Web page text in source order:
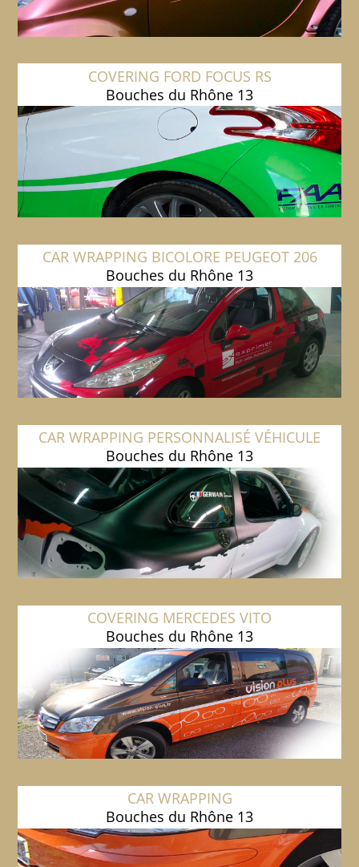
COVERING FORD FOCUS RS
Bouches du Rhône 13
CAR WRAPPING BICOLORE PEUGEOT 206
Bouches du Rhône 13
CAR WRAPPING PERSONNALISÉ VÉHICULE
Bouches du Rhône 13
COVERING MERCEDES VITO
Bouches du Rhône 13
CAR WRAPPING
Bouches du Rhône 13